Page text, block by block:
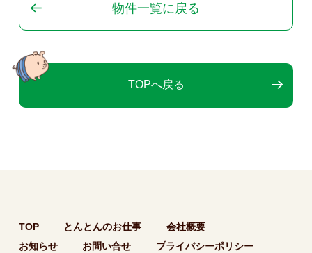
物件一覧に戻る
TOPへ戻る
TOP とんとんのお仕事
会社概要
お知らせ
お問い合せ プライバシーポリシー